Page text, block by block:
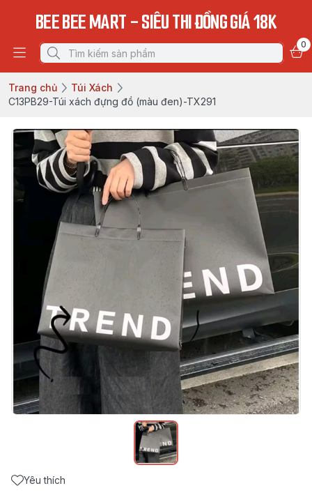
BEE BEE MART - SIÊU THI ĐỒNG GIÁ 18K
0
Trang chủ
Túi Xách
C13PB29-Túi xách đựng đồ (màu đen)-TX291
Yêu thích